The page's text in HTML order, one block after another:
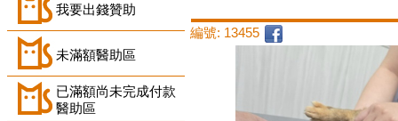
我要出錢贊助
未滿額醫助區
已滿額尚未完成付款
醫助區
編號: 13455